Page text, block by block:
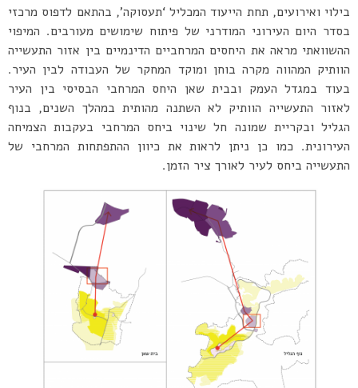
בילוי ואירועים, תחת הייעוד המכליל ‘תעסוקה’, בהתאם לדפוס מרכזי
בסדר היום העירוני המודרני של פיתוח שימושים מעורבים. המיפוי
ההשוואתי מראה את היחסים המרחביים הדינמיים בין אזור התעשייה
הוותיק המהווה מקרה בוחן ומוקד המחקר של העבודה לבין העיר.
בעוד במגדל העמק ובבית שאן היחס המרחבי הבסיסי בין העיר
לאזור התעשייה הוותיק לא השתנה מהותית במהלך השנים, בנוף
הגליל ובקריית שמונה חל שינוי ביחס המרחבי בעקבות הצמיחה
העירונית. כמו כן ניתן לראות את כיוון ההתפתחות המרחבי של
התעשייה ביחס לעיר לאורך ציר הזמן.